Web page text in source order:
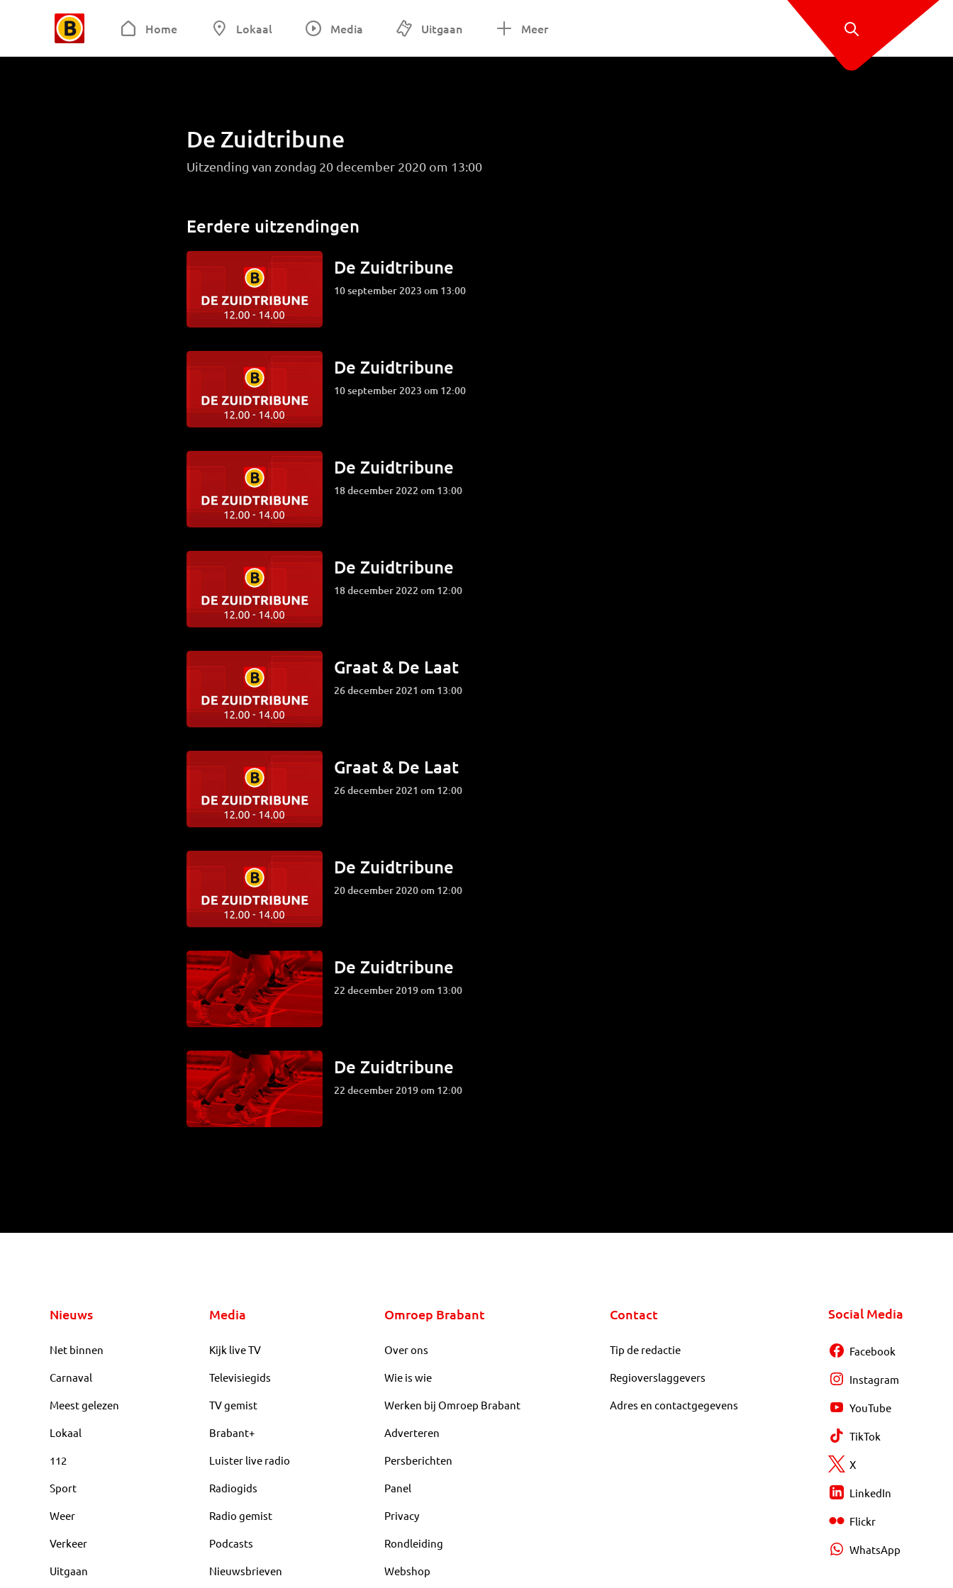
Home Lokaal Media Uitgaan Meer
De Zuidtribune
Uitzending van zondag 20 december 2020 om 13:00
Eerdere uitzendingen
De Zuidtribune
10 september 2023 om 13:00
De Zuidtribune
10 september 2023 om 12:00
De Zuidtribune
18 december 2022 om 13:00
De Zuidtribune
18 december 2022 om 12:00
Graat & De Laat
26 december 2021 om 13:00
Graat & De Laat
26 december 2021 om 12:00
De Zuidtribune
20 december 2020 om 12:00
De Zuidtribune
22 december 2019 om 13:00
De Zuidtribune
22 december 2019 om 12:00
Nieuws
Net binnen
Carnaval
Meest gelezen
Lokaal
112
Sport
Weer
Verkeer
Uitgaan
Media
Kijk live TV
Televisiegids
TV gemist
Brabant+
Luister live radio
Radiogids
Radio gemist
Podcasts
Nieuwsbrieven
Omroep Brabant
Over ons
Wie is wie
Werken bij Omroep Brabant
Adverteren
Persberichten
Panel
Privacy
Rondleiding
Webshop
Contact
Tip de redactie
Regioverslaggevers
Adres en contactgegevens
Social Media
Facebook
Instagram
YouTube
TikTok
X
LinkedIn
Flickr
WhatsApp